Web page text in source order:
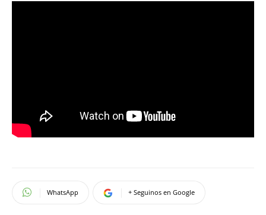
WhatsApp + Seguinos en Google